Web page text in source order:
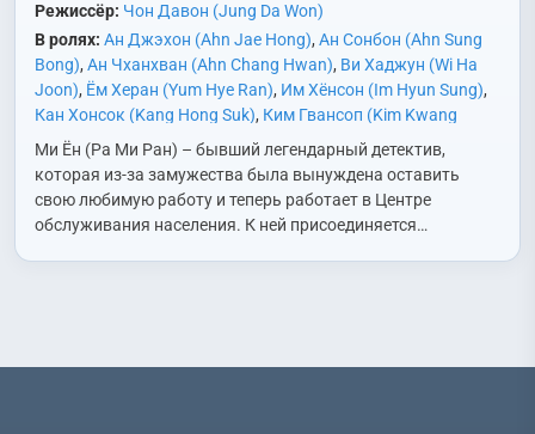
Режиссёр: Чон Давон (Jung Da Won)
В ролях: Ан Джэхон (Ahn Jae Hong), Ан Сонбон (Ahn Sung
Bong), Ан Чханхван (Ahn Chang Hwan), Ви Хаджун (Wi Ha
Joon), Ём Херан (Yum Hye Ran), Им Хёнсон (Im Hyun Sung),
Кан Хонсок (Kang Hong Suk), Ким Гвансоп (Kim Kwang
Seop)
Ким Дован (Kim Do Wan)
Ким Мингён (Kim Min Kyung
(1981))
Ким Тхэджун (Kim Tae Joon)
Ли Джонмин (Lee
Jung Min)
Ли Рэ (Lee Re) Ли Сонгён (Lee Sung Kyung)
Джаён (Ok Ja Yeon)
Пак Соын (Park So Eun)
Пэ Юрам (Bae
Yoo Ram)
Со Хиджон (So Hee Jung)
Соль Чханхи (Seol Chang Hee),Сон Дониль (Sung Dong Il),
(Joo Woo Jae),Чхве Суён (Choi Soo Young),Юн Санхён
Ми Ён (Ра Ми Ран) – бывший легендарный детектив,
которая из-за замужества была вынуждена оставить
свою любимую работу и теперь работает в Центре
обслуживания населения. К ней присоединяется…